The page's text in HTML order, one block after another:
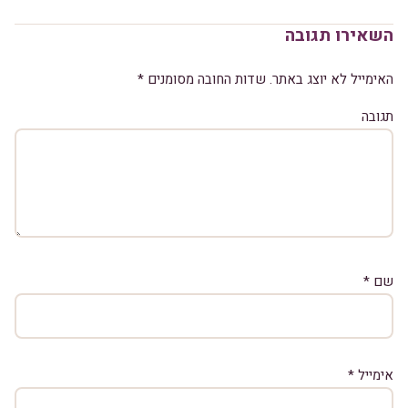
השאירו תגובה
האימייל לא יוצג באתר. שדות החובה מסומנים *
תגובה
שם *
אימייל*